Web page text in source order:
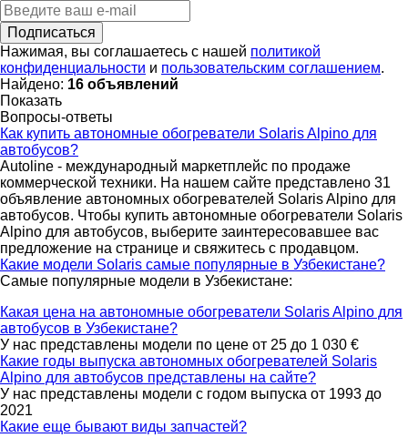
Подписаться
Нажимая, вы соглашаетесь с нашей политикой
конфиденциальности и пользовательским соглашением.
Найдено: 16 объявлений
Показать
Вопросы-ответы
Как купить автономные обогреватели Solaris Alpino для
автобусов?
Autoline - международный маркетплейс по продаже
коммерческой техники. На нашем сайте представлено 31
объявление автономных обогревателей Solaris Alpino для
автобусов. Чтобы купить автономные обогреватели Solaris
Alpino для автобусов, выберите заинтересовавшее вас
предложение на странице и свяжитесь с продавцом.
Какие модели Solaris самые популярные в Узбекистане?
Самые популярные модели в Узбекистане:
Какая цена на автономные обогреватели Solaris Alpino для
автобусов в Узбекистане?
У нас представлены модели по цене от 25 до 1 030 €
Какие годы выпуска автономных обогревателей Solaris
Alpino для автобусов представлены на сайте?
У нас представлены модели с годом выпуска от 1993 до
2021
Какие еще бывают виды запчастей?